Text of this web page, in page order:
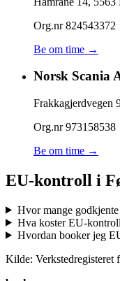
Org.nr824543372
Be om time →
Norsk Scania
Frakkagjerdvegen
Org.nr973158538
Be om time →
EU-kontroll i
Hvor mange
Hva koster EU-
Hvordan booker jeg
Kilde: Verkstedregisteret